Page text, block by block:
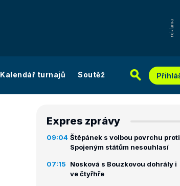
Kalendář turnajů Soutěž
Expres zprávy
09:04 Štěpánek s volbou povrchu proti
Spojeným státům nesouhlasí
07:15
Nosková s Bouzkovou dohrály i
ve čtyřhře